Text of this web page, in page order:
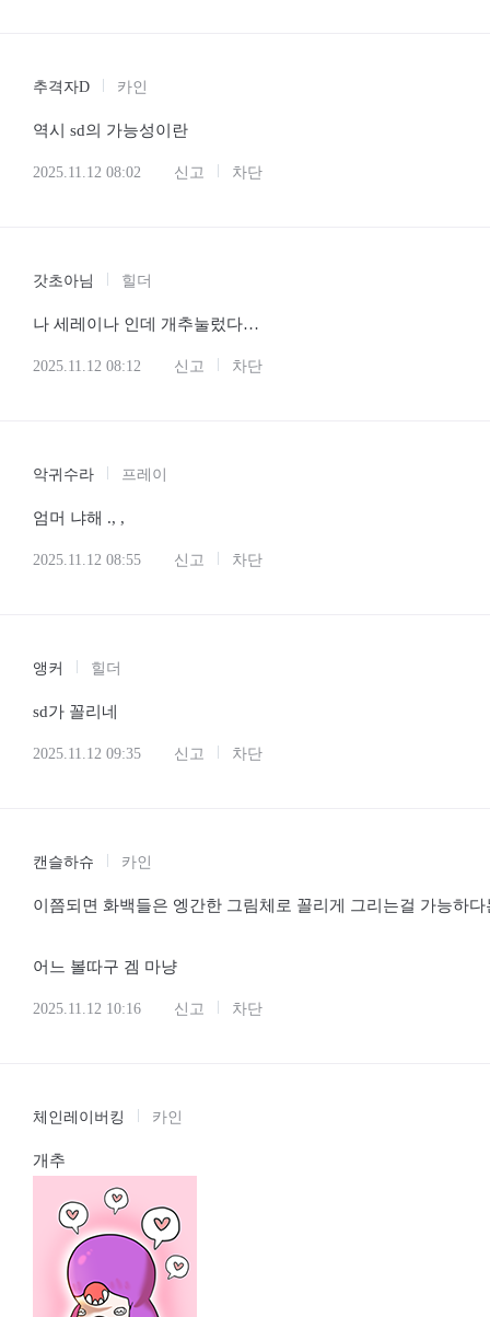
추격자D 카인
역시 sd의 가능성이란
2025.11.12 08:02 신고 차단
갓초아님 힐더
나 세레이나 인데 개추눌렀다…
2025.11.12 08:12 신고 차단
악귀수라 프레이
엄머 냐해 ., ,
2025.11.12 08:55 신고 차단
앵커 힐더
sd가 꼴리네
2025.11.12 09:35 신고 차단
캔슬하슈 카인
이쯤되면 화백들은 엥간한 그림체로 꼴리게 그리는걸 가능하
어느 볼따구 겜 마냥
2025.11.12 10:16 신고 차단
체인레이버킹 카인
개추